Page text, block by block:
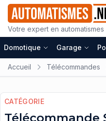
Votre expert en
Domotique Garage
Accueil Télécommandes
CATÉGORIE
Télécommande